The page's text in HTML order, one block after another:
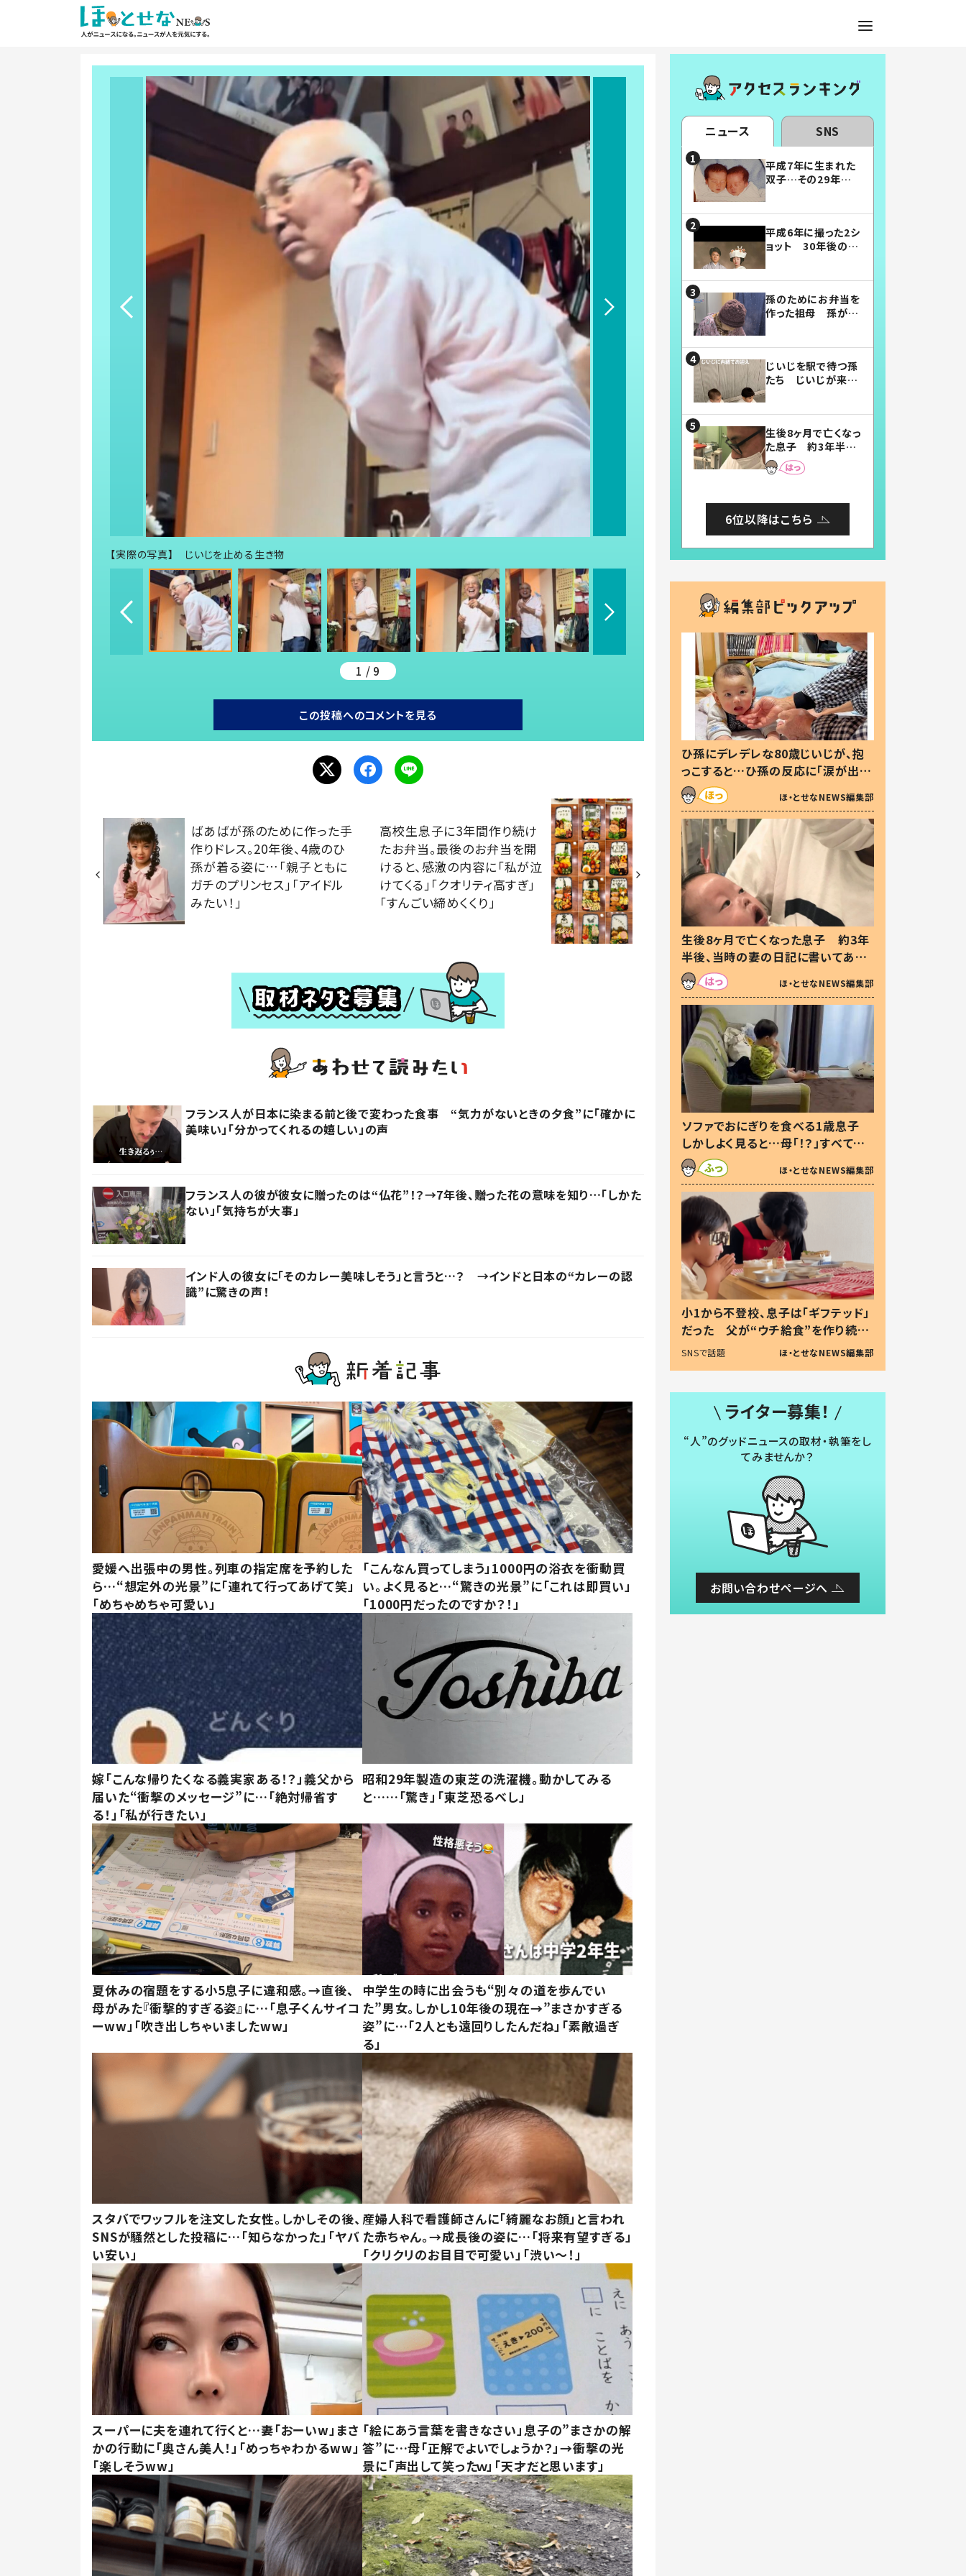
【実際の写真】 じいじを止める生き物
1 / 9
この投稿へのコメントを見る
ばあばが孫のために作った手
作りドレス。20年後、4歳のひ
孫が着る姿に…「親子ともに
ガチのプリンセス」「アイドル
みたい！」
高校生息子に3年間作り続け
たお弁当。最後のお弁当を開
けると、感激の内容に「私が泣
けてくる」「クオリティ高すぎ」
「すんごい締めくくり」
フランス人が日本に染まる前と後で変わった食事 “気力がないときの夕食”に「確かに
美味い」「分かってくれるの嬉しい」の声
フランス人の彼が彼女に贈ったのは“仏花”！？→7年後、贈った花の意味を知り…「しかた
ない」「気持ちが大事」
インド人の彼女に「そのカレー美味しそう」と言うと…？ →インドと日本の“カレーの認
識”に驚きの声！
愛媛へ出張中の男性。列車の指定席を予約した
ら…“想定外の光景”に「連れて行ってあげて笑」
「めちゃめちゃ可愛い」
「こんなん買ってしまう」1000円の浴衣を衝動買
い。よく見ると…“驚きの光景”に「これは即買い」
「1000円だったのですか？！」
嫁「こんな帰りたくなる義実家ある！？」義父から
届いた“衝撃のメッセージ”に…「絶対帰省す
る！」「私が行きたい」
昭和29年製造の東芝の洗濯機。動かしてみる
と……「驚き」「東芝恐るべし」
夏休みの宿題をする小5息子に違和感。→直後、
母がみた『衝撃的すぎる姿』に…「息子くんサイコ
ーww」「吹き出しちゃいましたww」
中学生の時に出会うも“別々の道を歩んでい
た”男女。しかし10年後の現在→”まさかすぎる
姿”に…「2人とも遠回りしたんだね」「素敵過ぎ
る」
スタバでワッフルを注文した女性。しかしその後、
SNSが騒然とした投稿に…「知らなかった」「ヤバ
い安い」
産婦人科で看護師さんに「綺麗なお顔」と言われ
た赤ちゃん。→成長後の姿に…「将来有望すぎる」
「クリクリのお目目で可愛い」「渋い～！」
スーパーに夫を連れて行くと…妻「おーいw」まさ
かの行動に「奥さん美人！」「めっちゃわかるww」
「楽しそうww」
「絵にあう言葉を書きなさい」息子の”まさかの解
答”に…母「正解でよいでしょうか？」→衝撃の光
景に「声出して笑ったｗ」「天才だと思います」
ニュース SNS
平成7年に生まれた
双子…その29年後
平成6年に撮った2シ
ョット 30年後の姿
孫のためにお弁当を
作った祖母 孫が絶
じいじを駅で待つ孫
たち じいじが来た
まらない」「幸せにな
れる」
生後8ヶ月で亡くなっ
た息子 約3年半
後、当時の妻の日記
に書いてあった本音
6位以降はこちら
ひ孫にデレデレな80歳じいじが、抱
っこすると…ひ孫の反応に「涙が出ま
した」「可愛くて仕方ない」
ほ・とせなNEWS編集部
生後8ヶ月で亡くなった息子 約3年
半後、当時の妻の日記に書いてあっ
た本音とは
ほ・とせなNEWS編集部
ソファでおにぎりを食べる1歳息子
しかしよく見ると…母「！？」すべてを
察した母の投稿に「可愛いから許
す！」「現行犯〜」
ほ・とせなNEWS編集部
小1から不登校、息子は「ギフテッド」
だった 父が“ウチ給食”を作り続け
る理由とは #令和の親 #令和の子
SNSで話題 ほ・とせなNEWS編集部
ライター募集！
“人”のグッドニュースの取材・執筆をし
てみませんか？
お問い合わせページへ